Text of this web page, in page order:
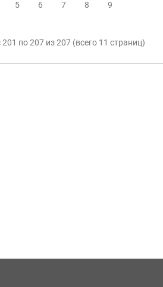
5 6 7 8
9
по 207 из 207 (всего 11 страниц)